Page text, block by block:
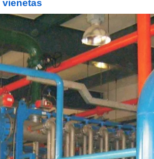
vienetas